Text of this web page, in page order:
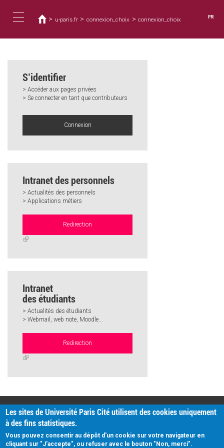
contenu
navigation
êtes
ici
> u-paris.fr > connexion_choix > connexion_choix FR
S’identifier
> Accéder aux pages privées
> Se connecter en tant que contributeurs
Connexion
Intranet des personnels
> Actualités des personnels
> Applications métiers
Redirection
(link
Intranet
des étudiants
> Actualités des étudiants
> Webmail, web note, Moodle...
Redirection
(link
PRATIQUE
Plan d'accès
Intranet
Mentions légales
Données personnelles
Les sites de Université Paris Cité utilisent des cookies uniquement
à des fins statistiques.
Vous pouvez consentir au dépôt d'un cookie sur votre navigateur en
cliquant sur "J'accepte", ou refuser avec le bouton "Non, merci".